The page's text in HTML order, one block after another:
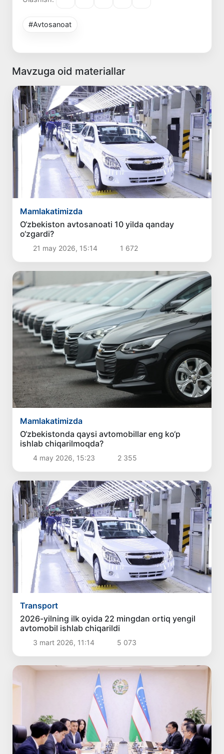
#Avtosanoat
Mavzuga oid materiallar
Mamlakatimizda
O‘zbekiston avtosanoati 10 yilda qanday
o‘zgardi?
21 may 2026, 15:14 1 672
Mamlakatimizda
O‘zbekistonda qaysi avtomobillar eng ko‘p
ishlab chiqarilmoqda?
4 may 2026, 15:23 2 355
Transport
2026-yilning ilk oyida 22 mingdan ortiq yengil
avtomobil ishlab chiqarildi
3 mart 2026, 11:14 5 073